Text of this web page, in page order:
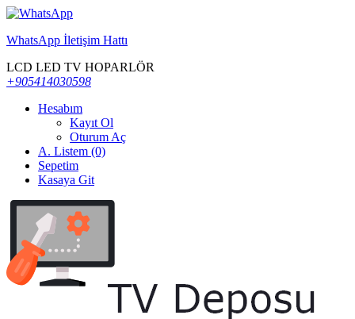
WhatsApp İletişim Hattı
LCD LED TV HOPARLÖR
+905414030598
Hesabım
Kayıt Ol
Oturum Aç
A. Listem (0)
Sepetim
Kasaya Git